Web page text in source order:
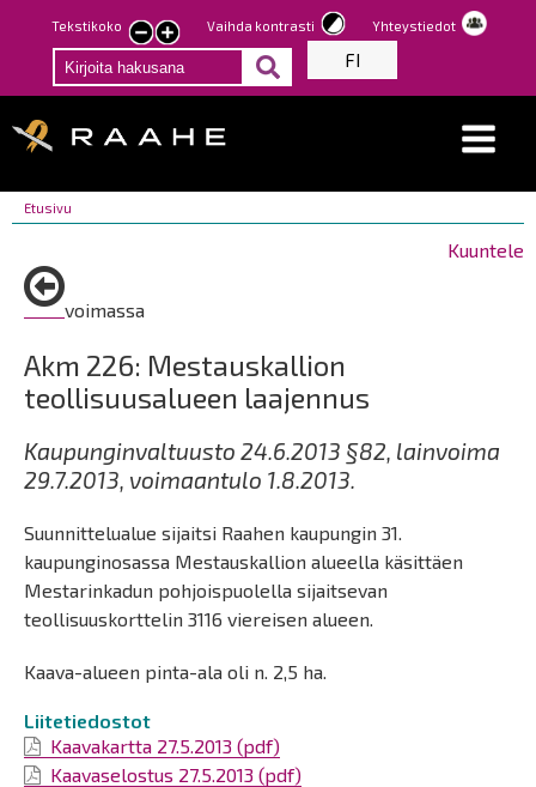
Hyppää
pääsisältöön
Tekstikoko
Pienennä
tekstin
kokoa
Suurenna
tekstin
kokoa
Vaihda kontrasti Yhteystiedot
FI
Breadcrumbs
You
here:
Etusivu
Kuuntele
voimassa
Akm 226: Mestauskallion
teollisuusalueen laajennus
Kaupunginvaltuusto 24.6.2013 §82, lainvoima
29.7.2013, voimaantulo 1.8.2013.
Suunnittelualue sijaitsi Raahen kaupungin 31.
kaupunginosassa Mestauskallion alueella käsittäen
Mestarinkadun pohjoispuolella sijaitsevan
teollisuuskorttelin 3116 viereisen alueen.
Kaava-alueen pinta-ala oli n. 2,5 ha.
Liitetiedostot
Kaavakartta 27.5.2013 (pdf)
Kaavaselostus 27.5.2013 (pdf)